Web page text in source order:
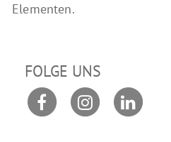
Elementen.
FOLGE UNS